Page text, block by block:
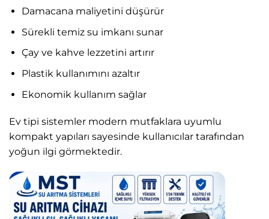
Damacana maliyetini düşürür
Sürekli temiz su imkanı sunar
Çay ve kahve lezzetini artırır
Plastik kullanımını azaltır
Ekonomik kullanım sağlar
Ev tipi sistemler modern mutfaklara uyumlu
kompakt yapıları sayesinde kullanıcılar tarafından
yoğun ilgi görmektedir.